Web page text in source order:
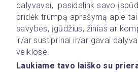
dalyvavai,  pasidalink savo
pridėk trumpą aprašymą apie
savybes, įgūdžius, žinias ar
ir/ar sustiprinai ir/ar gavai
veiklose.
Laukiame tavo laiško su